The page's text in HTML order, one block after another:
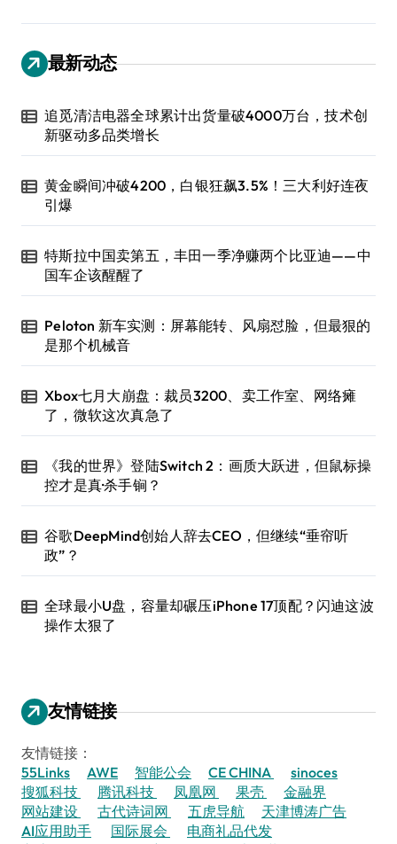
最新动态
追觅清洁电器全球累计出货量破4000万台，技术创
新驱动多品类增长
黄金瞬间冲破4200，白银狂飙3.5%！三大利好连夜
引爆
特斯拉中国卖第五，丰田一季净赚两个比亚迪——中
国车企该醒醒了
Peloton 新车实测：屏幕能转、风扇怼脸，但最狠的
是那个机械音
Xbox七月大崩盘：裁员3200、卖工作室、网络瘫
了，微软这次真急了
《我的世界》登陆Switch 2：画质大跃进，但鼠标操
控才是真·杀手锏？
谷歌DeepMind创始人辞去CEO，但继续“垂帘听
政”？
全球最小U盘，容量却碾压iPhone 17顶配？闪迪这波
操作太狠了
友情链接
友情链接：
55Links
AWE 智能公会 CE CHINA
sinoces
搜狐科技
腾讯科技 凤凰网 果壳
金融界
网站建设
古代诗词网 五虎导航
天津博涛广告
AI应用助手
国际展会
电商礼品代发